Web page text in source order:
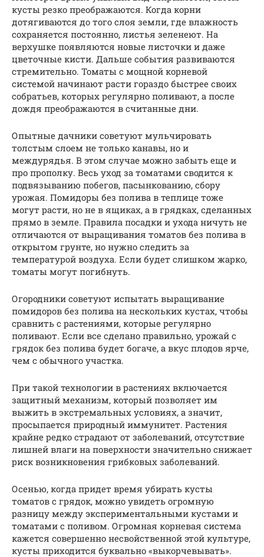
кусты резко преображаются. Когда корни
дотягиваются до того слоя земли, где влажность
сохраняется постоянно, листья зеленеют. На
верхушке появляются новые листочки и даже
цветочные кисти. Дальше события развиваются
стремительно. Томаты с мощной корневой
системой начинают расти гораздо быстрее своих
собратьев, которых регулярно поливают, а после
дождя преображаются в считанные дни.
Опытные дачники советуют мульчировать
толстым слоем не только канавы, но и
междурядья. В этом случае можно забыть еще и
про прополку. Весь уход за томатами сводится к
подвязыванию побегов, пасынкованию, сбору
урожая. Помидоры без полива в теплице тоже
могут расти, но не в ящиках, а в грядках, сделанных
прямо в земле. Правила посадки и ухода ничуть не
отличаются от выращивания томатов без полива в
открытом грунте, но нужно следить за
температурой воздуха. Если будет слишком жарко,
томаты могут погибнуть.
Огородники советуют испытать выращивание
помидоров без полива на нескольких кустах, чтобы
сравнить с растениями, которые регулярно
поливают. Если все сделано правильно, урожай с
грядок без полива будет богаче, а вкус плодов ярче,
чем с обычного участка.
При такой технологии в растениях включается
защитный механизм, который позволяет им
выжить в экстремальных условиях, а значит,
просыпается природный иммунитет. Растения
крайне редко страдают от заболеваний, отсутствие
лишней влаги на поверхности значительно снижает
риск возникновения грибковых заболеваний.
Осенью, когда придет время убирать кусты
томатов с грядок, можно увидеть огромную
разницу между экспериментальными кустами и
томатами с поливом. Огромная корневая система
кажется совершенно несвойственной этой культуре,
кусты приходится буквально «выкорчевывать».